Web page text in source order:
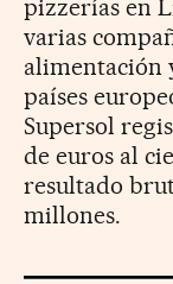
pizzerías en
varias
alimentación
países
Supersol
de euros al
resultado
millones.